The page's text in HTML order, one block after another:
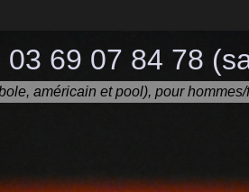
03 69 07 84 78
américain et pool), pour